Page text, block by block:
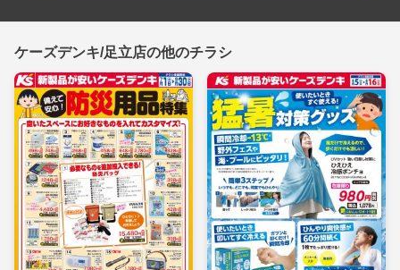
ケーズデンキ/足立店の他のチラシ